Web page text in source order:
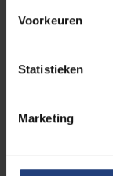
Voorkeuren
Statistieken
Marketing
Lees meer